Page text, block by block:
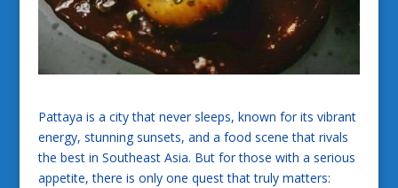
Pattaya is a city that never sleeps, known for its vibrant
energy, stunning sunsets, and a food scene that rivals
the best in Southeast Asia. But for those with a serious
appetite, there is only one quest that truly matters: